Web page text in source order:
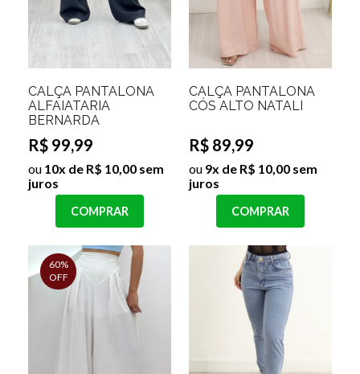
CALÇA PANTALONA
ALFAIATARIA
BERNARDA
R$ 99,99
ou 10x de R$ 10,00 sem
juros
COMPRAR
CALÇA PANTALONA
CÓS ALTO NATALI
R$ 89,99
ou 9x de R$ 10,00 sem
juros
COMPRAR
60%
OFF